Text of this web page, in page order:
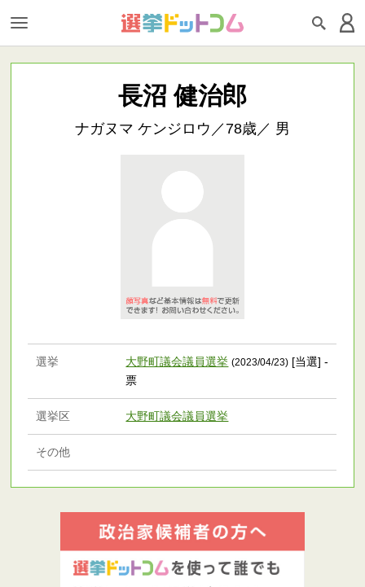
長沼 健治郎
ナガヌマ ケンジロウ／78歳／ 男
選挙 大野町議会議員選挙 (2023/04/23) [当選] -
票
選挙区 大野町議会議員選挙
その他